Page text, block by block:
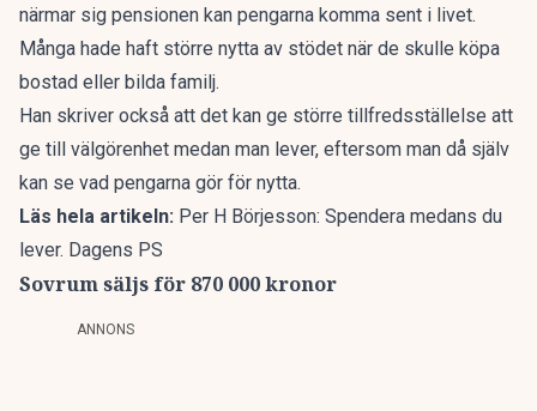
närmar sig pensionen kan pengarna komma sent i livet.
Många hade haft större nytta av stödet när de skulle köpa
bostad eller bilda familj.
Han skriver också att det kan ge större tillfredsställelse att
ge till välgörenhet medan man lever, eftersom man då själv
kan se vad pengarna gör för nytta.
Läs hela artikeln: Per H Börjesson: Spendera medans du
lever. Dagens PS
Sovrum säljs för 870 000 kronor
ANNONS